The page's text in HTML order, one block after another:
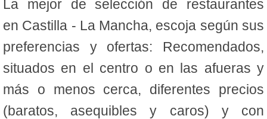
La mejor de selección de restaurantes
en Castilla - La Mancha, escoja según sus
preferencias y ofertas: Recomendados,
situados en el centro o en las afueras y
más o menos cerca, diferentes precios
(baratos, asequibles y caros) y con